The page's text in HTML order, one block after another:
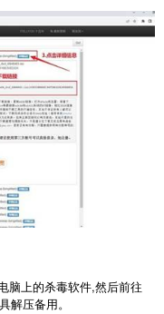
脑上的杀毒软件,然后前往
解压备用。